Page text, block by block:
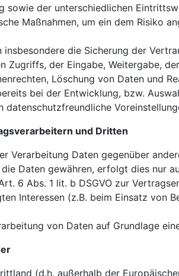
sowie der unterschiedlichen
Maßnahmen, um ein dem Risiko
insbesondere die Sicherung der
Zugriffs, der Eingabe, Weitergabe,
Löschung von Daten und
bei der Entwicklung, bzw.
datenschutzfreundliche
und Dritten
Verarbeitung Daten gegenüber
Daten gewähren, erfolgt dies nur
6 Abs. 1 lit. b DSGVO zur
Interessen (z.B. beim Einsatz von
von Daten auf Grundlage
(d.h. außerhalb der